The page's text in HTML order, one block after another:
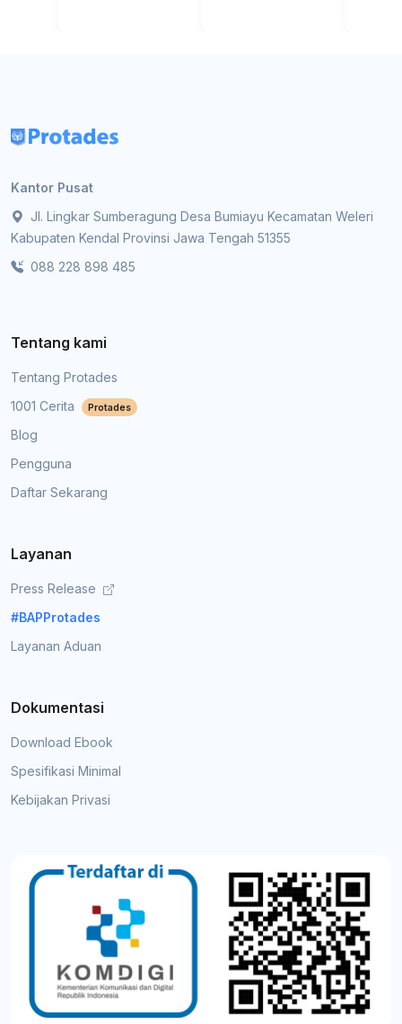
Kantor Pusat
Jl. Lingkar Sumberagung Desa Bumiayu Kecamatan Weleri
Kabupaten Kendal Provinsi Jawa Tengah 51355
088 228 898 485
Tentang kami
Tentang Protades
1001 Cerita
Protades
Blog
Pengguna
Daftar Sekarang
Layanan
Press Release
#BAPProtades
Layanan Aduan
Dokumentasi
Download Ebook
Spesifikasi Minimal
Kebijakan Privasi